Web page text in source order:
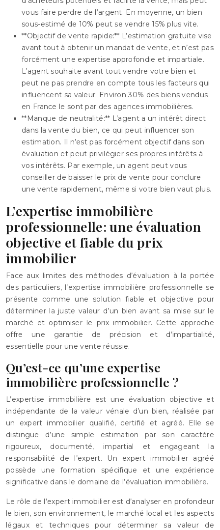
vous faire perdre de l’argent. En moyenne, un bien
sous-estimé de 10% peut se vendre 15% plus vite.
**Objectif de vente rapide:** L’estimation gratuite vise
avant tout à obtenir un mandat de vente, et n’est pas
forcément une expertise approfondie et impartiale.
L’agent souhaite avant tout vendre votre bien et
peut ne pas prendre en compte tous les facteurs qui
influencent sa valeur. Environ 30% des biens vendus
en France le sont par des agences immobilières.
**Manque de neutralité:** L’agent a un intérêt direct
dans la vente du bien, ce qui peut influencer son
estimation. Il n’est pas forcément objectif dans son
évaluation et peut privilégier ses propres intérêts à
vos intérêts. Par exemple, un agent peut vous
conseiller de baisser le prix de vente pour conclure
une vente rapidement, même si votre bien vaut plus.
L’expertise immobilière
professionnelle: une évaluation
objective et fiable du prix
immobilier
Face aux limites des méthodes d’évaluation à la portée
des particuliers, l’expertise immobilière professionnelle se
présente comme une solution fiable et objective pour
déterminer la juste valeur d’un bien avant sa mise sur le
marché et optimiser le prix immobilier. Cette approche
offre une garantie de précision et d’impartialité,
essentielle pour une vente réussie.
Qu’est-ce qu’une expertise
immobilière professionnelle ?
L’expertise immobilière est une évaluation objective et
indépendante de la valeur vénale d’un bien, réalisée par
un expert immobilier qualifié, certifié et agréé. Elle se
distingue d’une simple estimation par son caractère
rigoureux, documenté, impartial et engageant la
responsabilité de l’expert. Un expert immobilier agréé
possède une formation spécifique et une expérience
significative dans le domaine de l’évaluation immobilière.
Le rôle de l’expert immobilier est d’analyser en profondeur
le bien, son environnement, le marché local et les aspects
légaux et techniques pour déterminer sa valeur de